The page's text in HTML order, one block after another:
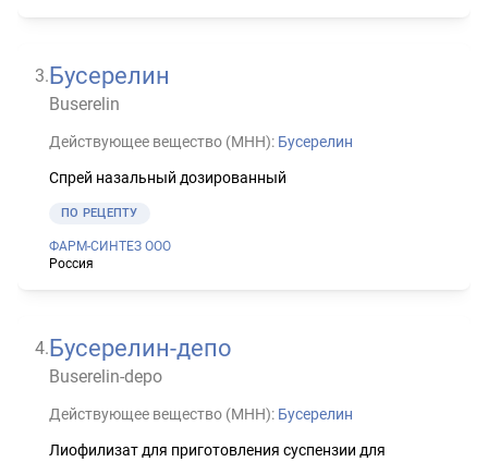
3.Бусерелин
Buserelin
Действующее вещество (МНН): Бусерелин
Спрей назальный дозированный
ПО РЕЦЕПТУ
ФАРМ-СИНТЕЗ ООО
Россия
4.Бусерелин-депо
Buserelin-depo
Действующее вещество (МНН): Бусерелин
Лиофилизат для приготовления суспензии для